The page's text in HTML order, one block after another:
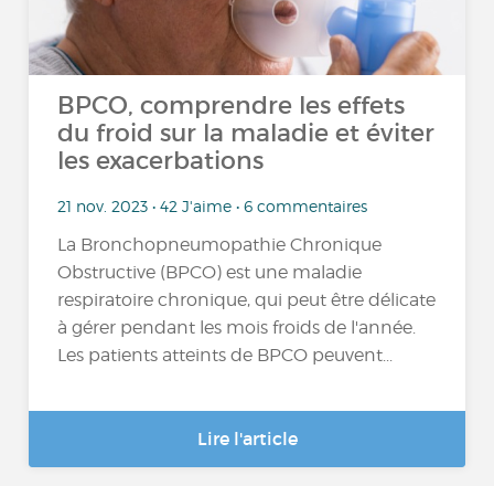
BPCO, comprendre les effets
du froid sur la maladie et éviter
les exacerbations
21 nov. 2023 • 42 J'aime • 6 commentaires
La Bronchopneumopathie Chronique
Obstructive (BPCO) est une maladie
respiratoire chronique, qui peut être délicate
à gérer pendant les mois froids de l'année.
Les patients atteints de BPCO peuvent...
Lire l'article